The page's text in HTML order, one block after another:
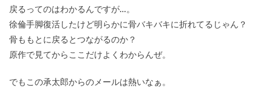
戻るってのはわかるんですが…。
徐倫手脚復活したけど明らかに骨バキバキに折れてるじゃん？
骨ももとに戻るとつながるのか？
原作で見てからここだけよくわからんぜ。
でもこの承太郎からのメールは熱いなぁ。